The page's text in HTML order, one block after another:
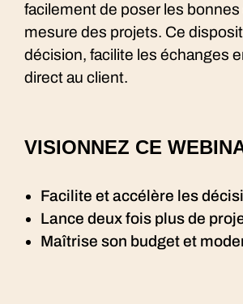
facilement de poser les
mesure des projets. Ce
décision, facilite les échanges
direct au client.
VISIONNEZ CE
Facilite et accélère les
Lance deux fois plus de
Maîtrise son budget et